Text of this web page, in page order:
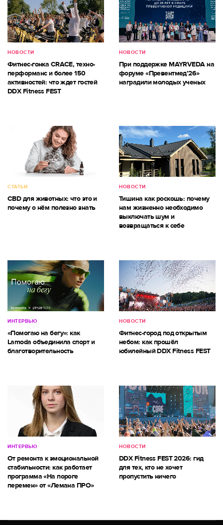
НОВОСТИ
Фитнес-гонка CRACE, техно-
перформанс и более 150
активностей: что ждет гостей
DDX Fitness FEST
НОВОСТИ
При поддержке MAYRVEDA на
форуме «Превентмед’26»
наградили молодых ученых
СТАТЬИ
CBD для животных: что это и
почему о нём полезно знать
НОВОСТИ
Тишина как роскошь: почему
нам жизненно необходимо
выключать шум и
возвращаться к себе
ИНТЕРВЬЮ
«Помогаю на бегу»: как
Lamoda объединила спорт и
благотворительность
НОВОСТИ
Фитнес-город под открытым
небом: как прошёл
юбилейный DDX Fitness FEST
ИНТЕРВЬЮ
От ремонта к эмоциональной
стабильности: как работает
программа «На пороге
перемен» от «Лемана ПРО»
НОВОСТИ
DDX Fitness FEST 2026: гид
для тех, кто не хочет
пропустить ничего